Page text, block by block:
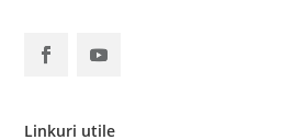
Linkuri utile